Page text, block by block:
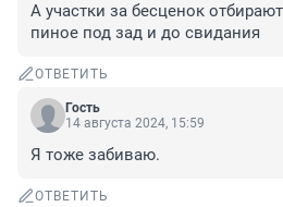
А участки за бесценок
пиное под зад и до свидания
ОТВЕТИТЬ
Гость
14 августа 2024, 15:59
Я тоже забиваю.
ОТВЕТИТЬ